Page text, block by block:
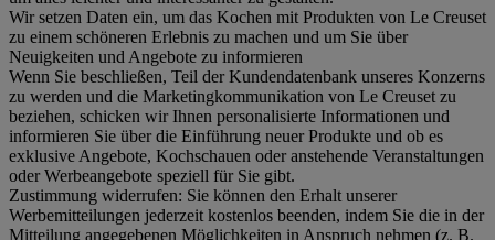
Wir setzen Daten ein, um das Kochen mit Produkten von Le Creuset
zu einem schöneren Erlebnis zu machen und um Sie über
Neuigkeiten und Angebote zu informieren
Wenn Sie beschließen, Teil der Kundendatenbank unseres Konzerns
zu werden und die Marketingkommunikation von Le Creuset zu
beziehen, schicken wir Ihnen personalisierte Informationen und
informieren Sie über die Einführung neuer Produkte und ob es
exklusive Angebote, Kochschauen oder anstehende Veranstaltungen
oder Werbeangebote speziell für Sie gibt.
Zustimmung widerrufen: Sie können den Erhalt unserer
Werbemitteilungen jederzeit kostenlos beenden, indem Sie die in der
Mitteilung angegebenen Möglichkeiten in Anspruch nehmen (z. B.